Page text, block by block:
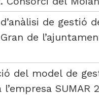
de gestió
de
del model de
SUMAR